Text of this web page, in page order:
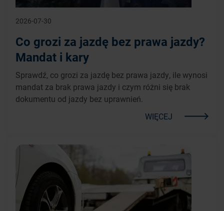
2026-07-30
Co grozi za jazdę bez prawa jazdy?
Mandat i kary
Sprawdź, co grozi za jazdę bez prawa jazdy, ile wynosi
mandat za brak prawa jazdy i czym różni się brak
dokumentu od jazdy bez uprawnień.
WIĘCEJ